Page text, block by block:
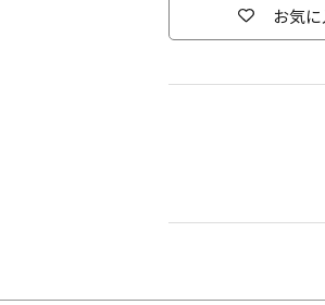
お気